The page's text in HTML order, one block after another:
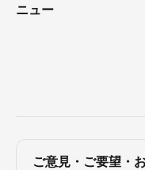
ニュー
ご意見・ご要望・